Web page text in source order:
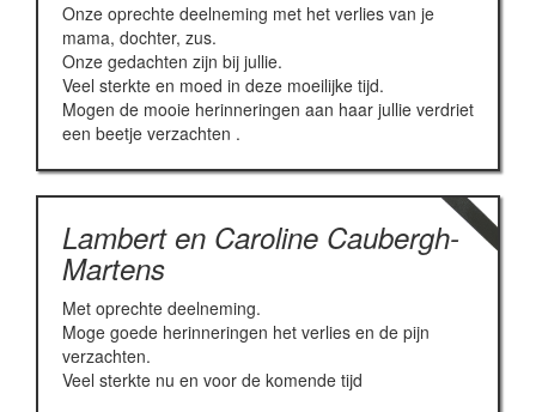
Onze oprechte deelneming met het verlies van je
mama, dochter, zus.
Onze gedachten zijn bij jullie.
Veel sterkte en moed in deze moeilijke tijd.
Mogen de mooie herinneringen aan haar jullie verdriet
een beetje verzachten .
Lambert en Caroline Caubergh-
Martens
Met oprechte deelneming.
Moge goede herinneringen het verlies en de pijn
verzachten.
Veel sterkte nu en voor de komende tijd